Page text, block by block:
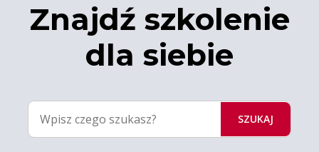
Znajdź szkolenie
dla siebie
SZUKAJ